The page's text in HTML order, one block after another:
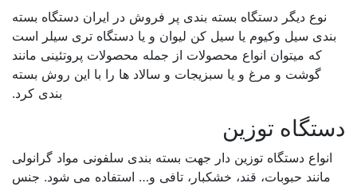
نوع دیگر دستگاه بسته بندی پر فروش در ایران دستگاه بسته
سیل وکیوم یا سیل کن لیوان و یا دستگاه تری سیلر است
که میتوان انواع محصولات از جمله محصولات پروتئینی مانند
گوشت و مرغ و یا سبزیجات و سالاد ها را با این روش بسته
بندی کرد.
توزین
انواع دستگاه توزین دار جهت بسته بندی سلفونی مواد گرانولی
مانند حبوبات، قند، خشکبار، تافی و… استفاده می شود. جنس